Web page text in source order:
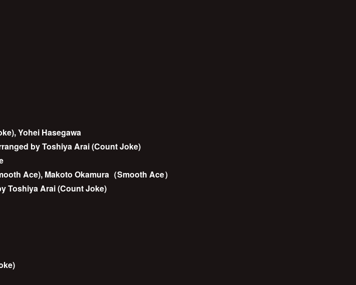
Yohei Hasegawa
by Toshiya Arai (Count Joke)
Ace), Makoto Okamura（Smooth Ace）
Toshiya Arai (Count Joke)